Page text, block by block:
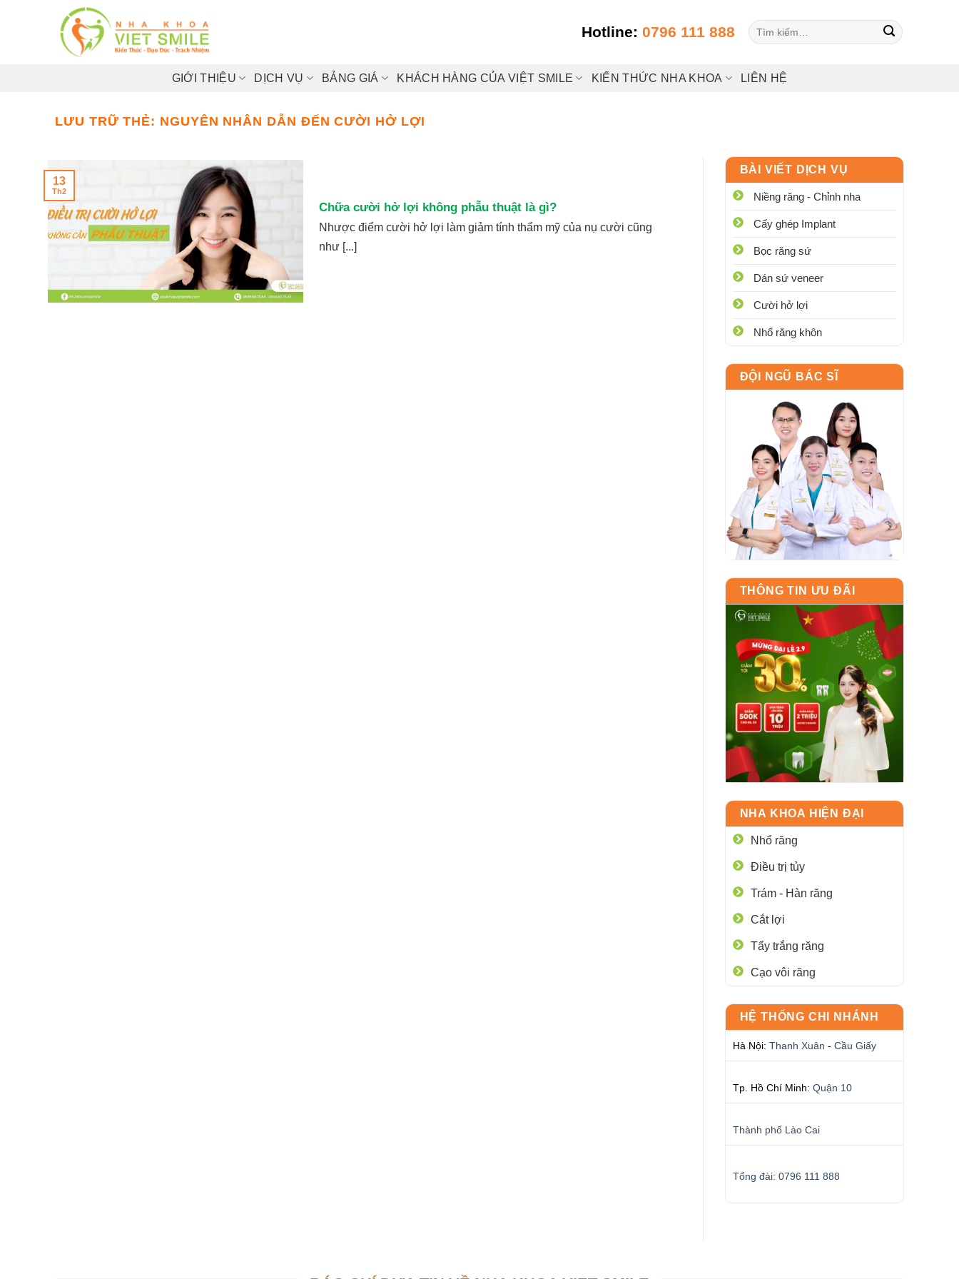
Hotline: 0796 111 888
Tìm
kiếm:
GIỚI THIỆU DỊCH VỤ BẢNG GIÁ KHÁCH HÀNG CỦA VIỆT SMILE KIẾN THỨC NHA KHOA LIÊN HỆ
LƯU TRỮ THẺ: NGUYÊN NHÂN DẪN ĐẾN CƯỜI HỞ LỢI
Chữa cười hở lợi không phẫu thuật là gì?
Nhược điểm cười hở lợi làm giảm tính thẩm mỹ của nụ cười cũng
như [...]
13
Th2
BÀI VIẾT DỊCH VỤ
Niềng răng - Chỉnh nha
Cấy ghép Implant
Bọc răng sứ
Dán sứ veneer
Cười hở lợi
Nhổ răng khôn
ĐỘI NGŨ BÁC SĨ
THÔNG TIN ƯU ĐÃI
NHA KHOA HIỆN ĐẠI
Nhổ răng
Điều trị tủy
Trám - Hàn răng
Cắt lợi
Tẩy trắng răng
Cạo vôi răng
HỆ THỐNG CHI NHÁNH
Hà Nội: Thanh Xuân - Cầu Giấy
Tp. Hồ Chí Minh: Quận 10
Thành phố Lào Cai
Tổng đài: 0796 111 888